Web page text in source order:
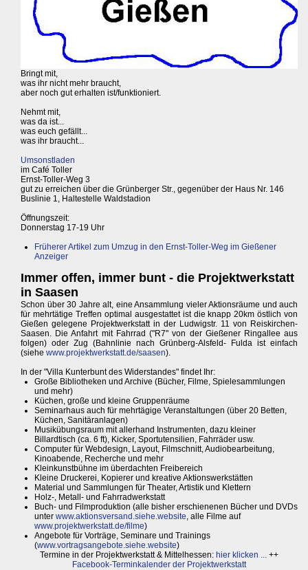
Bringt mit,
was ihr nicht mehr braucht,
aber noch gut erhalten ist/funktioniert.
Nehmt mit,
was da ist...
was euch gefällt...
was ihr braucht...
Umsonstladen
im Café Toller
Ernst-Toller-Weg 3
gut zu erreichen über die Grünberger Str., gegenüber der Haus Nr. 146
Buslinie 1, Haltestelle Waldstadion
Öffnungszeit:
Donnerstag 17-19 Uhr
Früherer Artikel zum Umzug in den Ernst-Toller-Weg im Gießener
Anzeiger
Immer offen, immer bunt - die Projektwerkstatt
in Saasen
Schon über 30 Jahre alt, eine Ansammlung vieler Aktionsräume und auch
für mehrtätige Treffen optimal ausgestattet ist die knapp 20km östlich von
Gießen gelegene Projektwerkstatt in der Ludwigstr. 11 von Reiskirchen-
Saasen. Die Anfahrt mit Fahrrad ("R7" von der Gießener Ringallee aus
folgen) oder Zug (Bahnlinie nach Grünberg-Alsfeld- Fulda ist einfach
(siehe www.projektwerkstatt.de/saasen).
In der "Villa Kunterbunt des Widerstandes" findet Ihr:
Große Bibliotheken und Archive (Bücher, Filme, Spielesammlungen
und mehr)
Küchen, große und kleine Gruppenräume
Seminarhaus auch für mehrtägige Veranstaltungen (über 20 Betten,
Küchen, Sanitäranlagen)
Musikübungsraum mit allerhand Instrumenten, dazu kleiner
Billardtisch (ca. 6 ft), Kicker, Sportutensilien, Fahrräder usw.
Computer für Webdesign, Layout, Filmschnitt, Audiobearbeitung,
Kinoabende, Recherche und mehr
Kleinkunstbühne im überdachten Freibereich
Kleine Druckerei, Kopierer und kreative Aktionswerkstätten
Material und Sammlungen für Theater, Artistik und Klettern
Holz-, Metall- und Fahrradwerkstatt
Buch- und Filmproduktion (alle bisher erschienenen Bücher und DVDs
unter www.aktionsversand.siehe.website , alle Filme auf
www.projektwerkstatt.de/filme)
Angebote für Vorträge, Seminare und Trainings
(www.vortragsangebote.siehe.website)
Termine in der Projektwerkstatt & Mittelhessen:hier klicken ...
++
Facebook-Terminkalender der Projektwerkstatt